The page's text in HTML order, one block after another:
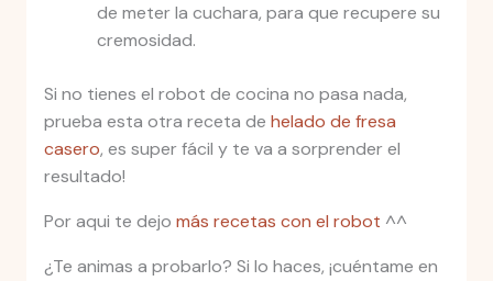
de meter la cuchara, para que recupere su
cremosidad.
Si no tienes el robot de cocina no pasa nada,
prueba esta otra receta de helado de fresa
casero, es super fácil y te va a sorprender el
resultado!
Por aqui te dejo más recetas con el robot ^^
¿Te animas a probarlo? Si lo haces, ¡cuéntame en